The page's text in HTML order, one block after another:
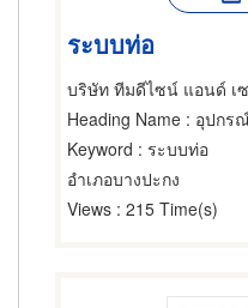
ระบบท่อ
บริษัท ทีมดีไซน์ แอนด์ เ
Heading Name : อุปกร
Keyword : ระบบท่อ
อำเภอบางปะกง
Views : 215 Time(s)